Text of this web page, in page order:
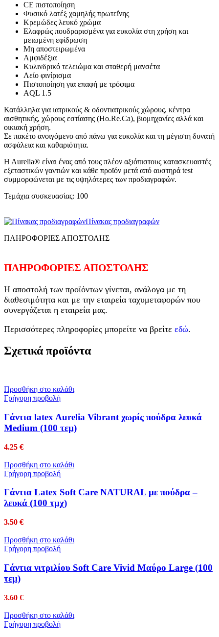
CE πιστοποίηση
Φυσικό λατέξ χαμηλής πρωτεΐνης
Κρεμώδες λευκό χρώμα
Ελαφρώς πουδραρισμένα για ευκολία στη χρήση και
μειωμένη εφίδρωση
Μη αποστειρωμένα
Αμφιδέξια
Κυλινδρικό τελειώμα και σταθερή μανσέτα
Λείο φινίρισμα
Πιστοποίηση για επαφή με τρόφιμα
AQL 1.5
Κατάλληλα για ιατρικούς & οδοντιατρικούς χώρους, κέντρα
αισθητικής, χώρους εστίασης (Ho.Re.Ca), βιομηχανίες αλλά και
οικιακή χρήση.
Σε πακέτο ανοιγόμενο από πάνω για ευκολία και τη μέγιστη δυνατή
ασφάλεια και καθαριότητα.
H Aurelia® είναι ένας από τους πλέον αξιόπιστους κατασκευαστές
εξεταστικών γαντιών και κάθε προϊόν μετά από αυστηρά test
συμμορφώνεται με τις υψηλότερες των προδιαγραφών.
Τεμάχια συσκευασίας: 100
Πίνακας προδιαγραφών
ΠΛΗΡΟΦΟΡΙΕΣ ΑΠΟΣΤΟΛΗΣ
ΠΛΗΡΟΦΟΡΙΕΣ ΑΠΟΣΤΟΛΗΣ
Η αποστολή των προϊόντων γίνεται, ανάλογα με τη
διαθεσιμότητα και με την εταιρεία ταχυμεταφορών που
συνεργάζεται η εταιρεία μας.
Περισσότερες πληροφορίες μπορείτε να βρείτε εδώ.
Σχετικά προϊόντα
Προσθήκη στο καλάθι
Γρήγορη προβολή
Γάντια latex Aurelia Vibrant χωρίς πούδρα λευκά
Medium (100 τεμ)
4.25 €
Προσθήκη στο καλάθι
Γρήγορη προβολή
Γάντια Latex Soft Care NATURAL με πούδρα –
λευκά (100 τμχ)
3.50 €
Προσθήκη στο καλάθι
Γρήγορη προβολή
Γάντια νιτριλίου Soft Care Vivid Μαύρο Large (100
τεμ)
3.60 €
Προσθήκη στο καλάθι
Γρήγορη προβολή